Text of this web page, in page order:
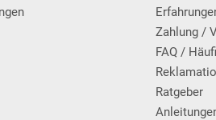
ausladend und mit 3 Trittstufen, die
des Schwimmbads erfolgt
enthalten), welche ebenerdig
Zahlung /
FAQ /
Ratgeber